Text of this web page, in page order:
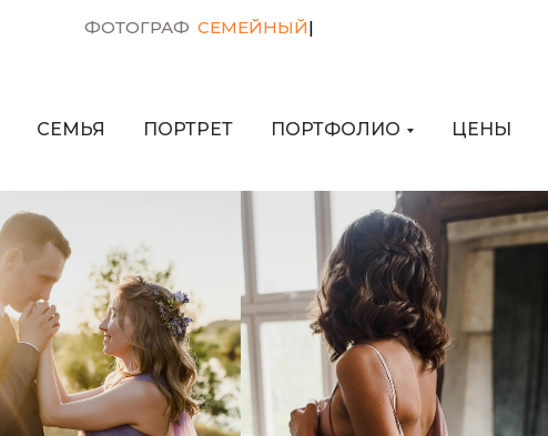
СВАДЕБНЫЙ
ФОТОГРАФ
СЕМЬЯ ПОРТРЕТ ПОРТФОЛИО ЦЕНЫ